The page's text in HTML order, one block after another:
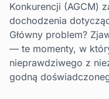
Konkurencji (AGCM)
dochodzenia
Główny problem?
— te momenty, w
nieprawdziwego z
godną